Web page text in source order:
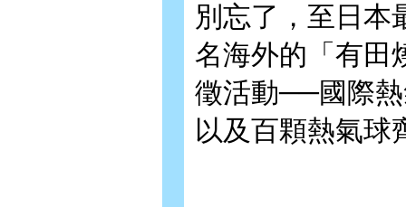
別忘了，至日本
名海外的「有田
徵活動──國際
以及百顆熱氣球